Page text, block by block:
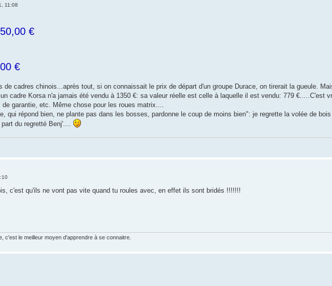
11:08
€
€
de cadres chinois...après tout, si on connaissait le prix de départ d'un groupe Durace, on tirerait la gueule.
cadre Korsa n'a jamais été vendu à 1350 €: sa valeur réelle est celle à laquelle il est vendu: 779 €.....C'est
garantie, etc. Même chose pour les roues matrix....
qui répond bien, ne plante pas dans les bosses, pardonne le coup de moins bien": je regrette la volée de
du regretté Benj'....
c'est qu'ils ne vont pas vite quand tu roules avec, en effet ils sont bridés !!!!!!!
c'est le meilleur moyen d'apprendre à se connaitre.